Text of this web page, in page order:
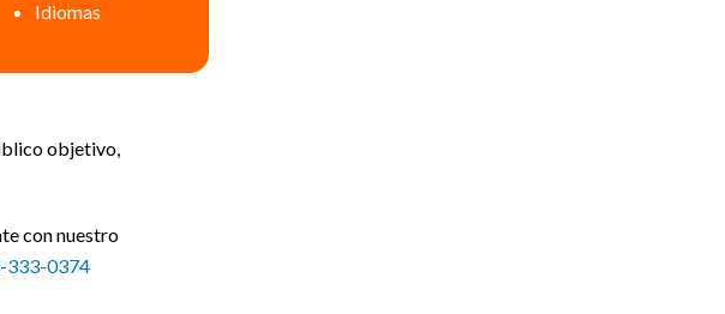
Idiomas
objetivo,
con nuestro
333-0374